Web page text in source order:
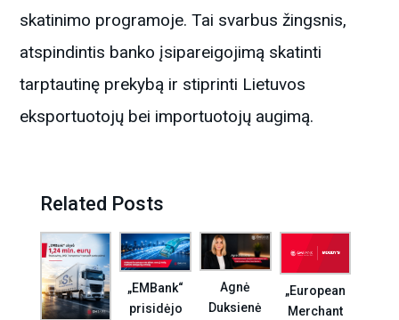
skatinimo programoje. Tai svarbus žingsnis,
atspindintis banko įsipareigojimą skatinti
tarptautinę prekybą ir stiprinti Lietuvos
eksportuotojų bei importuotojų augimą.
Related Posts
„EMBank“
prisidėjo
Agnė
Duksienė
„European
Merchant